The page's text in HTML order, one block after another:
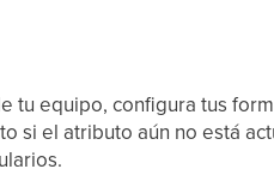
tu equipo, configura tus
si el atributo aún no está